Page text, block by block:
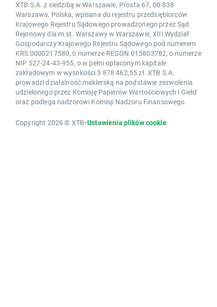
XTB S.A. z siedzibą w Warszawie, Prosta 67, 00-838
Warszawa, Polska, wpisana do rejestru przedsiębiorców
Krajowego Rejestru Sądowego prowadzonego przez Sąd
Rejonowy dla m.st. Warszawy w Warszawie, XIII Wydział
Gospodarczy Krajowego Rejestru Sądowego pod numerem
KRS 0000217580, o numerze REGON 015803782, o numerze
NIP 527-24-43-955, o w pełni opłaconym kapitale
zakładowym w wysokości 5 878 462,55 zł. XTB S.A.
prowadzi działalność maklerską na podstawie zezwolenia
udzielonego przez Komisję Papierów Wartościowych i Giełd
oraz podlega nadzorowi Komisji Nadzoru Finansowego.
Copyright 2026 © XTB•Ustawienia plików cookie